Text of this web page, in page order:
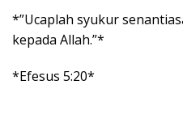
*”Ucaplah syukur
kepada Allah.”*
*Efesus 5:20*